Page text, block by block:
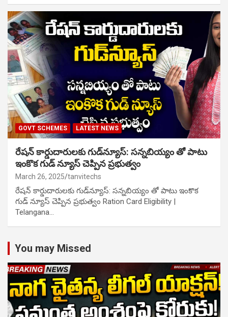
GOVT SCHEMES LATEST NEWS
రేషన్ కార్డుదారులకు గుడ్‌న్యూస్: సన్నబియ్యం తో పాటు
ఇంకొక గుడ్ న్యూస్ చెప్పిన ప్రభుత్వం
March 26, 2025 tanvitechs
రేషన్ కార్డుదారులకు గుడ్‌న్యూస్: సన్నబియ్యం తో పాటు ఇంకొక
గుడ్ న్యూస్ చెప్పిన ప్రభుత్వం Ration Card Eligibility |
Telangana…
You may Missed